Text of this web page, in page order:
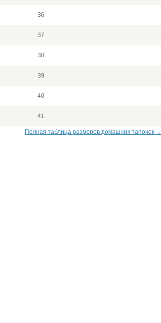
36
37
38
39
40
41
Полная таблица размеров домашних тапочек →